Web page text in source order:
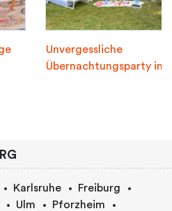
Unvergessliche
Übernachtungsparty in
Karlsruhe
Freiburg
Ulm
Pforzheim